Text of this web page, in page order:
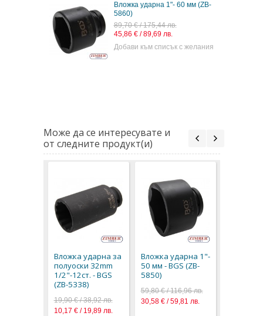
Вложка ударна 1"- 60 мм (ZB-
5860)
89,70 € / 175,44 лв.
45,86 € / 89,69 лв.
Добави към списък с желания
Може да се интересувате и
от следните продукт(и)
Вложка ударна за
полуоски 32mm
1/2"-12ст. - BGS
(ZB-5338)
19,90 € / 38,92 лв.
10,17 € / 19,89 лв.
Вложка ударна 1"-
50 мм - BGS (ZB-
5850)
59,80 € / 116,96 лв.
30,58 € / 59,81 лв.